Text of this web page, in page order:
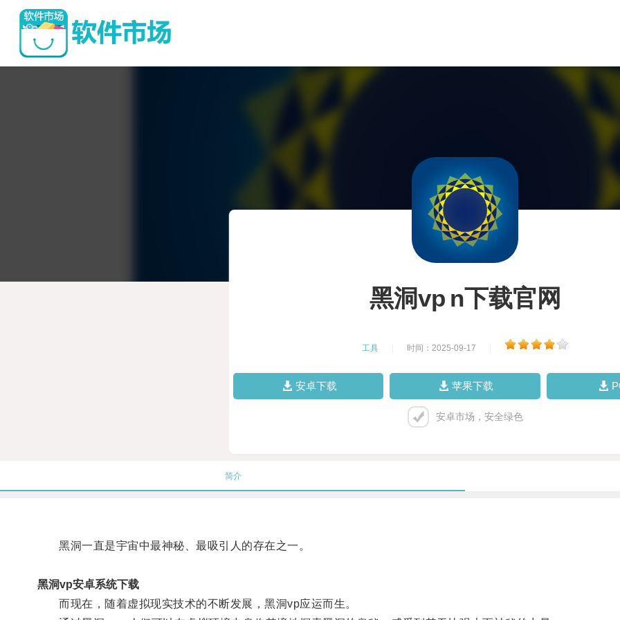
黑洞vp n下载官网
工具 时间：2025-09-17
安卓下载 苹果下载
安卓市场，安全绿色
简介
黑洞一直是宇宙中最神秘、最吸引人的存在之一。
黑洞vp安卓系统下载
而现在，随着虚拟现实技术的不断发展，黑洞vp应运而生。